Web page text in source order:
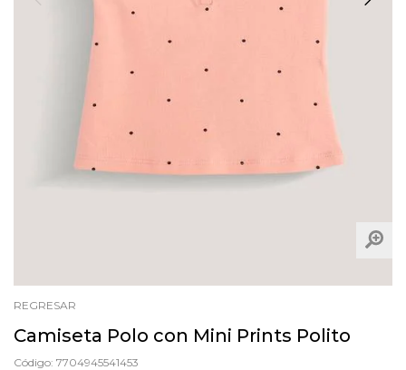
REGRESAR
Camiseta Polo con Mini Prints Polito
Código: 7704945541453